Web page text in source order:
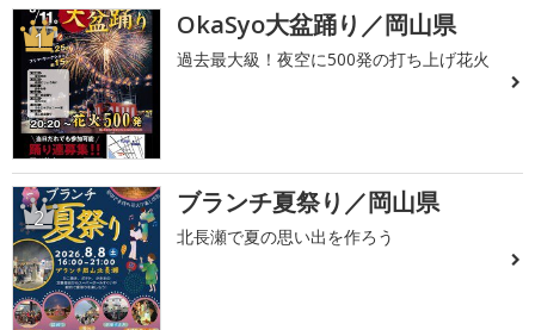
1 OkaSyo大盆踊り／岡山県
過去最大級！夜空に500発の打ち上げ花火
2 ブランチ夏祭り／岡山県
北長瀬で夏の思い出を作ろう